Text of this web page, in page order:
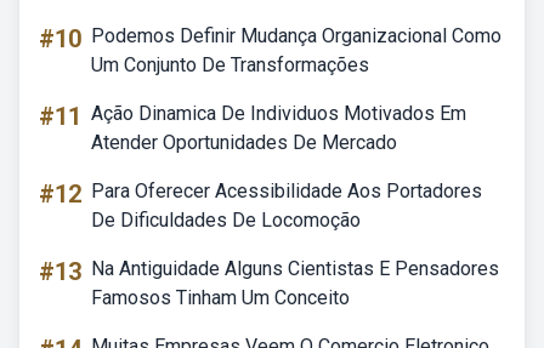
#10 Podemos Definir Mudança Organizacional Como
Um Conjunto De Transformações
#11 Ação Dinamica De Individuos Motivados Em
Atender Oportunidades De Mercado
#12 Para Oferecer Acessibilidade Aos Portadores
De Dificuldades De Locomoção
#13 Na Antiguidade Alguns Cientistas E Pensadores
Famosos Tinham Um Conceito